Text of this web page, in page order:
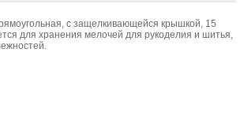
с защелкивающейся крышкой, 15
для хранения мелочей для рукоделия и шитья,